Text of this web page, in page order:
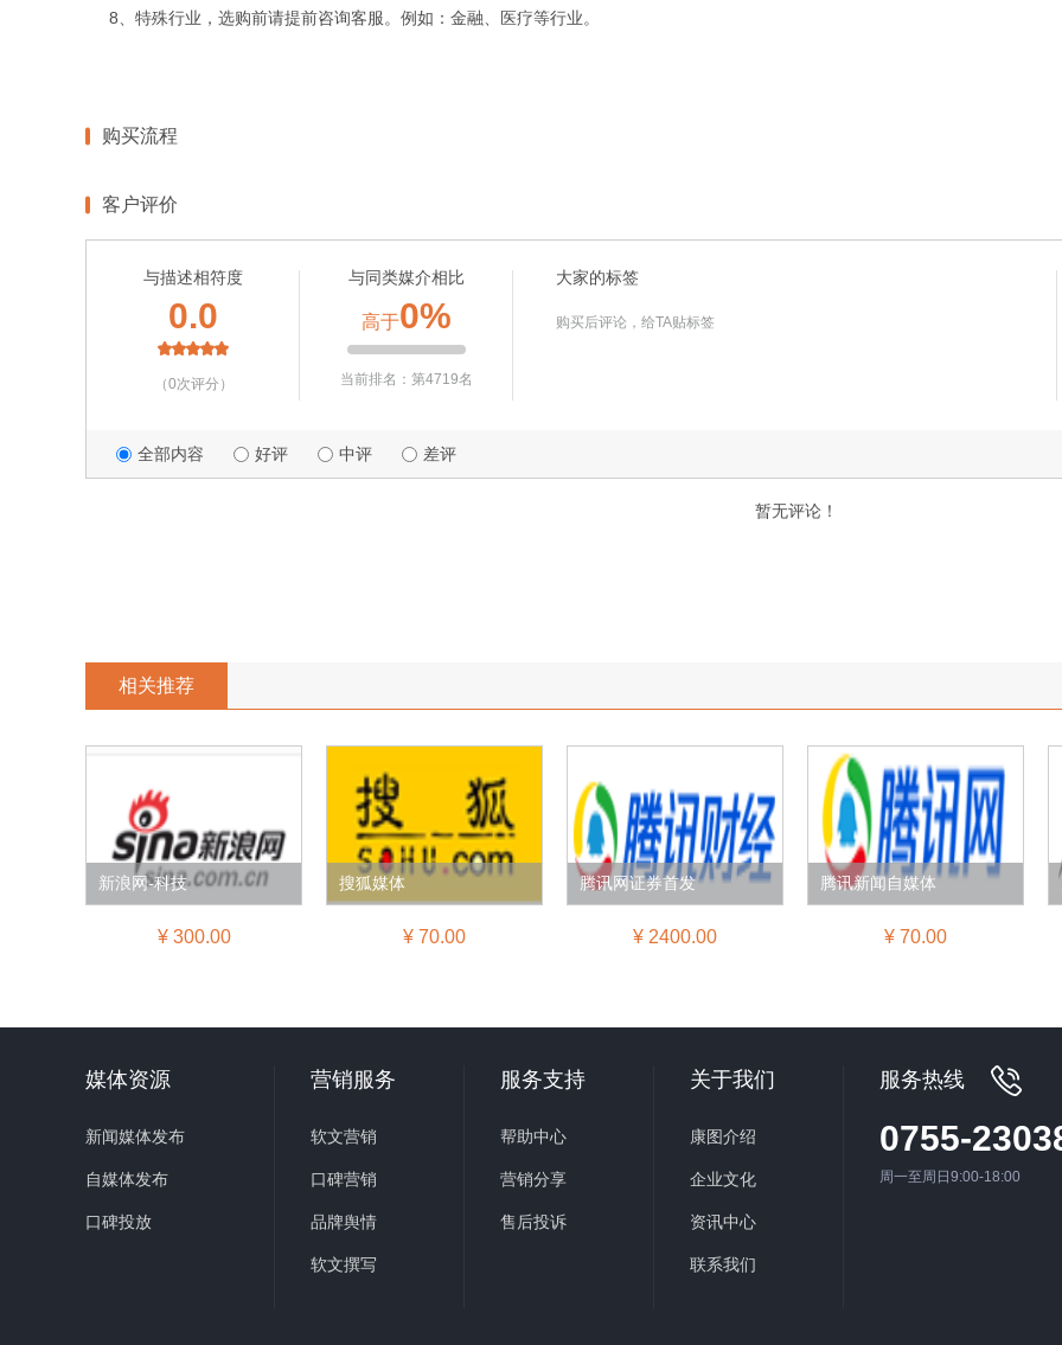
8、特殊行业，选购前请提前咨询客服。例如：金融、医疗等行业。
购买流程
客户评价
与描述相符度
0.0
（0次评分）
与同类媒介相比
高于0%
当前排名：第4719名
大家的标签
购买后评论，给TA贴标签
全部内容 好评 中评 差评
暂无评论！
相关推荐
新浪网-科技
¥ 300.00
搜狐媒体
¥ 70.00
腾讯网证券首发
¥ 2400.00
腾讯新闻自媒体
¥ 70.00
媒体资源
新闻媒体发布
自媒体发布
口碑投放
营销服务
软文营销
口碑营销
品牌舆情
软文撰写
服务支持
帮助中心
营销分享
售后投诉
关于我们
康图介绍
企业文化
资讯中心
联系我们
服务热线
0755-
周一至周日9:00-18:00